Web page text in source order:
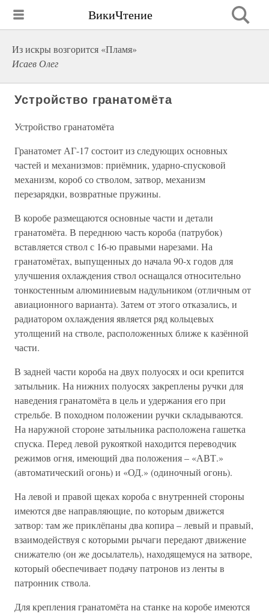
ВикиЧтение
Из искры возгорится «Пламя»
Исаев Олег
Устройство гранатомёта
Устройство гранатомёта
Гранатомет АГ-17 состоит из следующих основных
частей и механизмов: приёмник, ударно-спусковой
механизм, короб со стволом, затвор, механизм
перезарядки, возвратные пружины.
В коробе размещаются основные части и детали
гранатомёта. В переднюю часть короба (патрубок)
вставляется ствол с 16-ю правыми нарезами. На
гранатомётах, выпущенных до начала 90-х годов для
улучшения охлаждения ствол оснащался относительно
тонкостенным алюминиевым надульником (отличным от
авиационного варианта). Затем от этого отказались, и
радиатором охлаждения является ряд кольцевых
утолщений на стволе, расположенных ближе к казённой
части.
В задней части короба на двух полуосях и оси крепится
затыльник. На нижних полуосях закреплены ручки для
наведения гранатомёта в цель и удержания его при
стрельбе. В походном положении ручки складываются.
На наружной стороне затыльника расположена гашетка
спуска. Перед левой рукояткой находится переводчик
режимов огня, имеющий два положения – «АВТ.»
(автоматический огонь) и «ОД.» (одиночный огонь).
На левой и правой щеках короба с внутренней стороны
имеются две направляющие, по которым движется
затвор: там же приклёпаны два копира – левый и правый,
взаимодействуя с которыми рычаги передают движение
снижателю (он же досылатель), находящемуся на затворе,
который обеспечивает подачу патронов из ленты в
патронник ствола.
Для крепления гранатомёта на станке на коробе имеются